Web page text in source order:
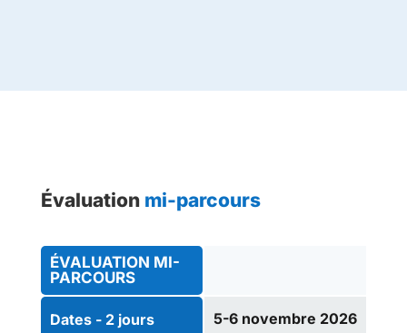
Évaluation mi-parcours
ÉVALUATION MI-
PARCOURS
Dates - 2 jours 5-6 novembre 2026